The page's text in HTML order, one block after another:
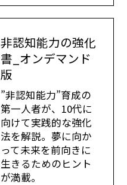
非認知能力の強化
書_オンデマンド
版
”非認知能力”育成の
第一人者が、10代に
向けて実践的な強化
法を解説。夢に向か
って未来を前向きに
生きるためのヒント
が満載。